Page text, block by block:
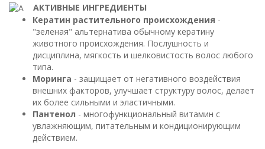
АКТИВНЫЕ ИНГРЕДИЕНТЫ
Кератин растительного происхождения -
"зеленая" альтернатива обычному кератину
животного происхождения. Послушность и
дисциплина, мягкость и шелковистость волос любого
типа.
Моринга - защищает от негативного воздействия
внешних факторов, улучшает структуру волос, делает
их более сильными и эластичными.
Пантенол - многофункциональный витамин с
увлажняющим, питательным и кондиционирующим
действием.